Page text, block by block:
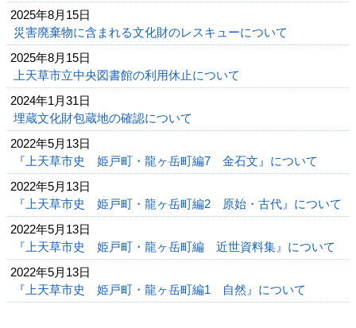
2025年8月15日
災害廃棄物に含まれる文化財のレスキューについて
2025年8月15日
上天草市立中央図書館の利用休止について
2024年1月31日
埋蔵文化財包蔵地の確認について
2022年5月13日
『上天草市史 姫戸町・龍ヶ岳町編7 金石文』について
2022年5月13日
『上天草市史 姫戸町・龍ヶ岳町編2 原始・古代』について
2022年5月13日
『上天草市史 姫戸町・龍ヶ岳町編 近世資料集』について
2022年5月13日
『上天草市史 姫戸町・龍ヶ岳町編1 自然』について